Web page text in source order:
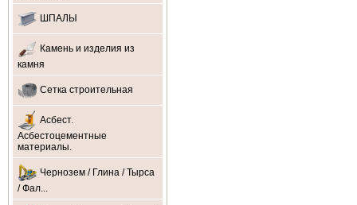
ШПАЛЫ
Камень и изделия из
камня
Сетка строительная
Асбест.
Асбестоцементные
материалы.
Чернозем / Глина / Тырса
/ Фал...